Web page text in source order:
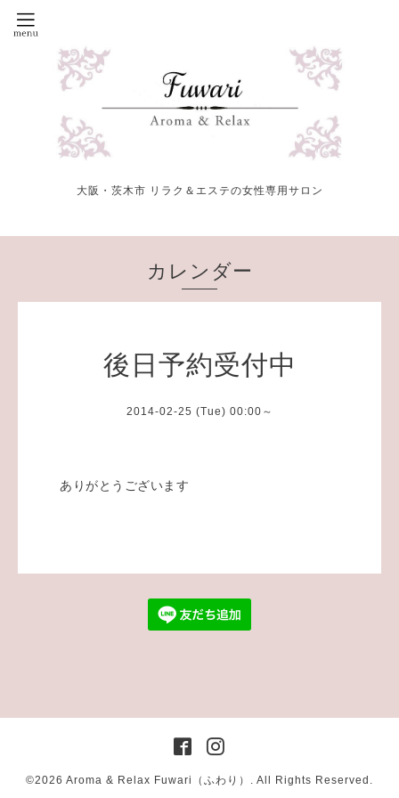
大阪・茨木市 リラク＆エステの女性専用サロン
カレンダー
後日予約受付中
2014-02-25 (Tue) 00:00～
ありがとうございます
©2026 Aroma & Relax Fuwari（ふわり） . All Rights Reserved.